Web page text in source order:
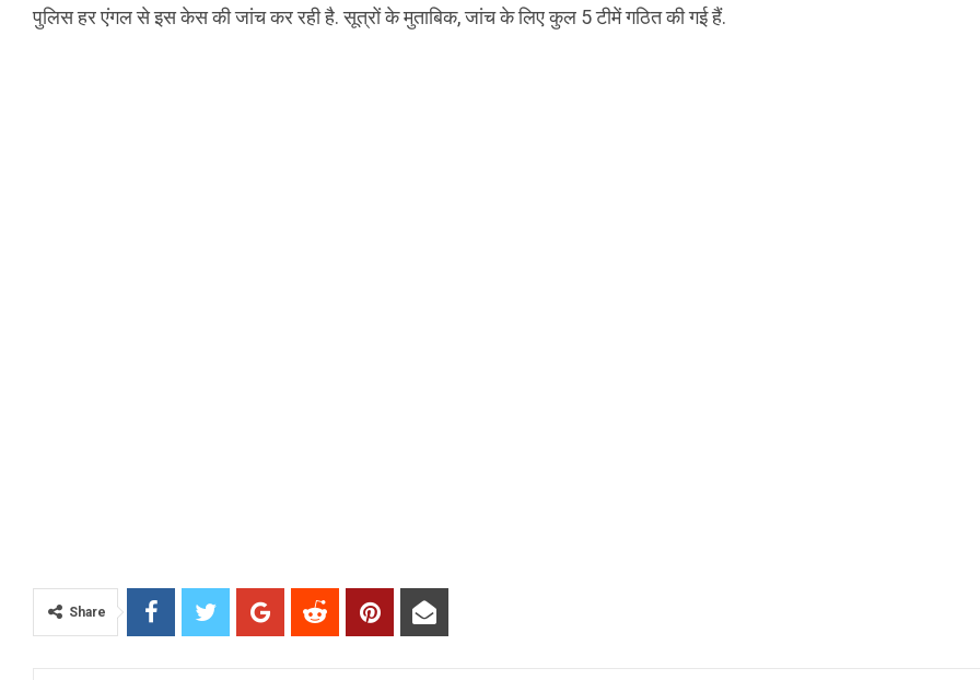
पुलिस हर एंगल से इस केस की जांच कर रही है. सूत्रों के मुताबिक, जांच के लिए कुल 5 टीमें गठित की गई हैं.
Share